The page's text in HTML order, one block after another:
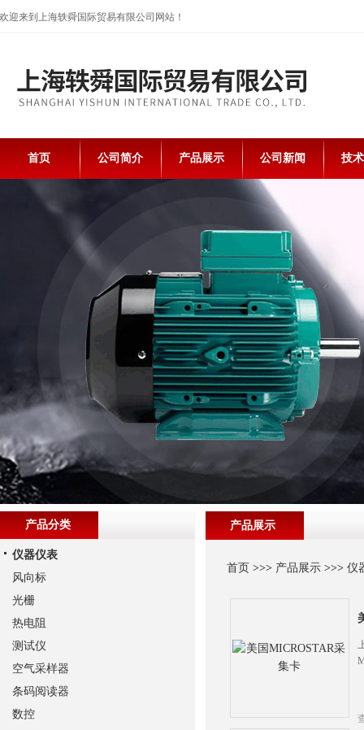
欢迎来到上海轶舜国际贸易有限公司网站！
首页 公司简介 产品展示 公司新闻 技
产品展示
首页 >>> 产品展示 >>>仪
产品分类
仪器仪表
风向标
光栅
热电阻
测试仪
空气采样器
条码阅读器
数控